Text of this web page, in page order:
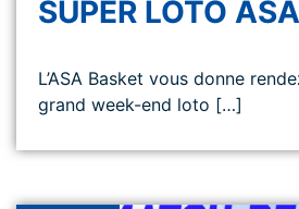
SUPER LOTO
L’ASA Basket vous donne
grand week-end loto […]